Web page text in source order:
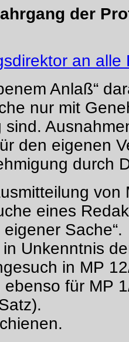
der
an alle
Anlaß“
nur mit
sind.
den eigenen
durch
von
eines
Sache“.
Unkenntnis
in MP
ebenso für MP